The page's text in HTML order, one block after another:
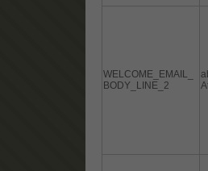
WELCOME_EMAIL_
BODY_LINE_2